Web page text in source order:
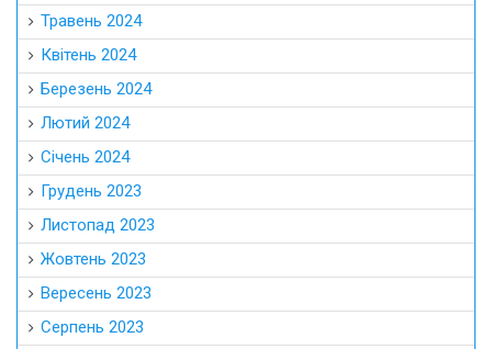
Травень 2024
Квітень 2024
Березень 2024
Лютий 2024
Січень 2024
Грудень 2023
Листопад 2023
Жовтень 2023
Вересень 2023
Серпень 2023